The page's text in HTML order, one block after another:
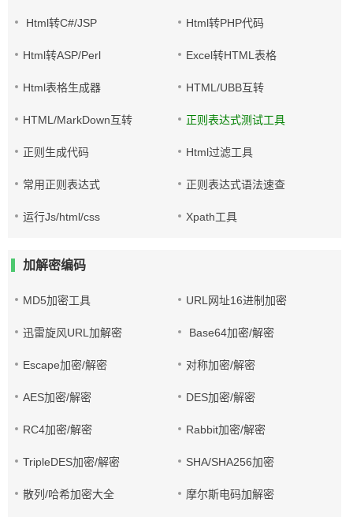
Html转C#/JSP Html转PHP代码
Html转ASP/Perl Excel转HTML表格
Html表格生成器 HTML/UBB互转
HTML/MarkDown互转 正则表达式测试工具
正则生成代码 Html过滤工具
常用正则表达式 正则表达式语法速查
运行Js/html/css Xpath工具
加解密编码
MD5加密工具 URL网址16进制加密
迅雷旋风URL加解密 Base64加密/解密
Escape加密/解密 对称加密/解密
AES加密/解密 DES加密/解密
RC4加密/解密 Rabbit加密/解密
TripleDES加密/解密 SHA/SHA256加密
散列/哈希加密大全 摩尔斯电码加解密